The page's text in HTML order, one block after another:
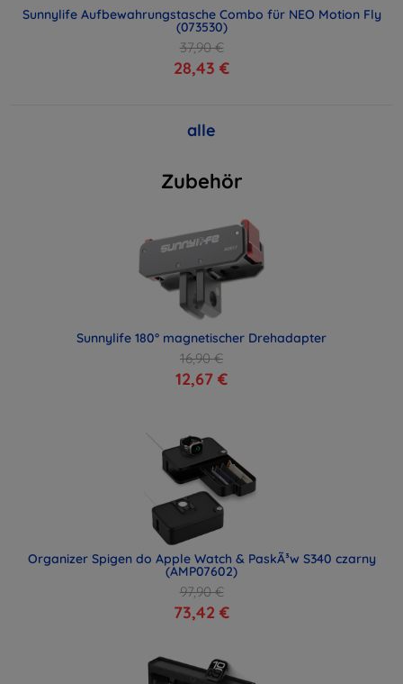
Sunnylife Aufbewahrungstasche Combo für NEO Motion Fly
(073530)
37,90 €
28,43 €
alle
Zubehör
Sunnylife 180° magnetischer Drehadapter
16,90 €
12,67 €
Organizer Spigen do Apple Watch & PaskÃ³w S340 czarny
(AMP07602)
97,90 €
73,42 €